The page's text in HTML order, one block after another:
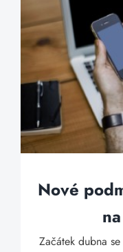
Nové
Začátek dubna